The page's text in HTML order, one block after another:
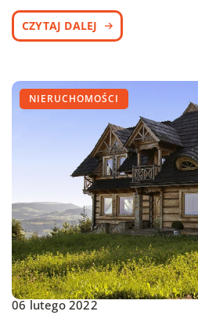
CZYTAJ DALEJ
NIERUCHOMOŚCI
06 lutego 2022